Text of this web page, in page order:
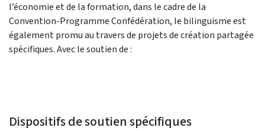
l’économie et de la formation, dans le cadre de la
Convention-Programme Confédération, le bilinguisme est
également promu au travers de projets de création partagée
spécifiques. Avec le soutien de :
Dispositifs de soutien spécifiques